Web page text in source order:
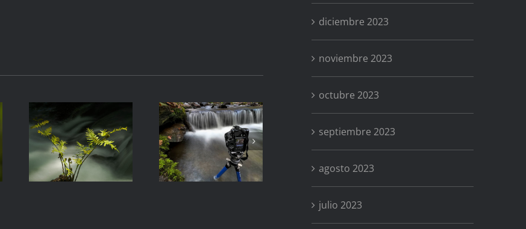
¡Descartada!
Fervenza
das Hortas
diciembre 2023
noviembre 2023
octubre 2023
septiembre 2023
agosto 2023
julio 2023